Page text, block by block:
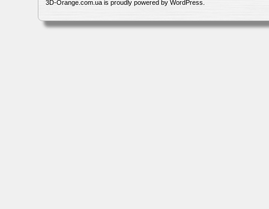
3D-Orange.com.ua is proudly powered by WordPress